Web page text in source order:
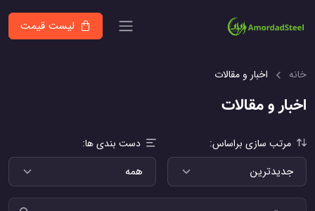
لیست قیمت
خانه اخبار و مقالات
اخبار و مقالات
مرتب سازی براساس: دست بندی ها: